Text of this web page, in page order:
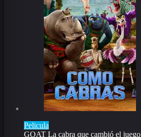
Pelicula
GOAT La cabra que cambió el juego